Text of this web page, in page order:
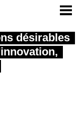
désirables